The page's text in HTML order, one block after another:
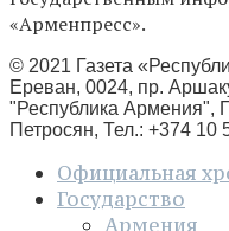
«Арменпресс».
© 2021 Газета
Ереван, 0024, пр.
"Республика Армения",
Петросян, Тел.: +374 10
Официальная
Государство
Армения